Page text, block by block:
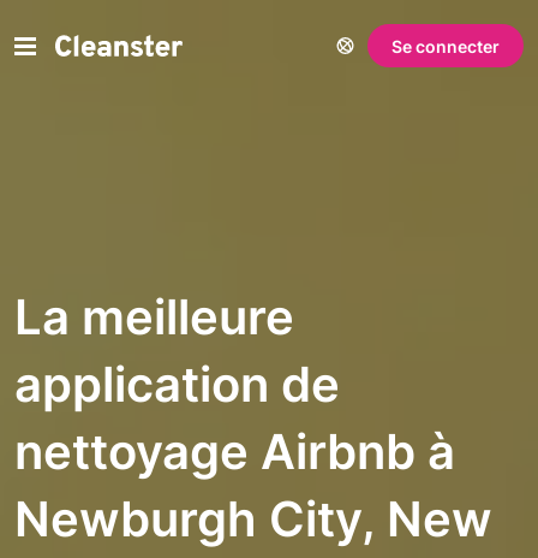
Se connecter
La meilleure
application de
nettoyage Airbnb à
Newburgh City, New